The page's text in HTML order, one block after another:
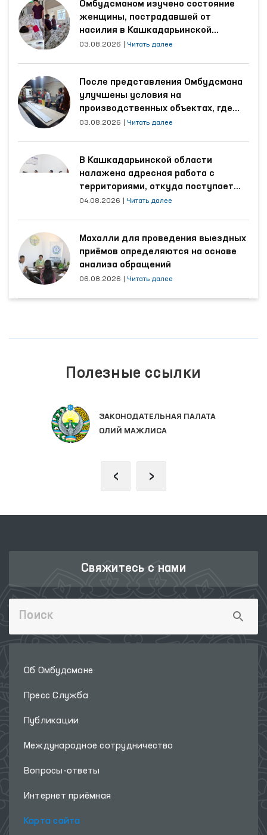
находящимся в состоянии опьянения
(вытрезвители), Самаркандский областной
филиал Республиканского
медицинского центра психического здоровья
по психиатрической службе, расположенный в
Ургутском районе, а также мужской и женский
дома-интернаты «Мурувват» для лиц с
Омбудсманом изучено состояние
женщины, пострадавшей от
насилия в Кашкадарьинской
области
03.08.2026 Читать далее
После представления Омбудсмана
улучшены условия на
производственных объектах, где
трудятся осуждённые
03.08.2026 Читать далее
В Кашкадарьинской области
налажена адресная работа с
территориями, откуда поступает
наибольшее количество обращений
04.08.2026 Читать далее
Махалли для проведения выездных
приёмов определяются на основе
анализа обращений
06.08.2026 Читать далее
Полезные ссылки
ЗАКОНОДАТЕЛЬНАЯ ПАЛАТА
ОЛИЙ МАЖЛИСА
‹ ›
Свяжитесь с нами
Об Омбудсмане
Пресс Служба
Публикации
Международное сотрудничество
Вопросы-ответы
Интернет приёмная
Карта сайта